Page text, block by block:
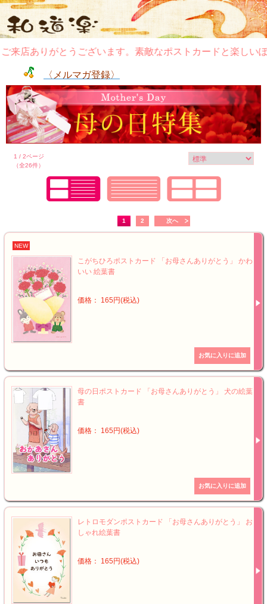
店ありがとうございます。素敵なポストカードと楽しいぽち
〈メルマガ登録〉
1 / 2ページ
（全26件）
1 2 次へ
NEW
こがちひろポストカード 「お母さんありがとう」 かわ
いい 絵葉書
価格： 165円(税込)
母の日ポストカード 「お母さんありがとう」 犬の絵葉
書
価格： 165円(税込)
レトロモダンポストカード 「お母さんありがとう」 お
しゃれ絵葉書
価格： 165円(税込)